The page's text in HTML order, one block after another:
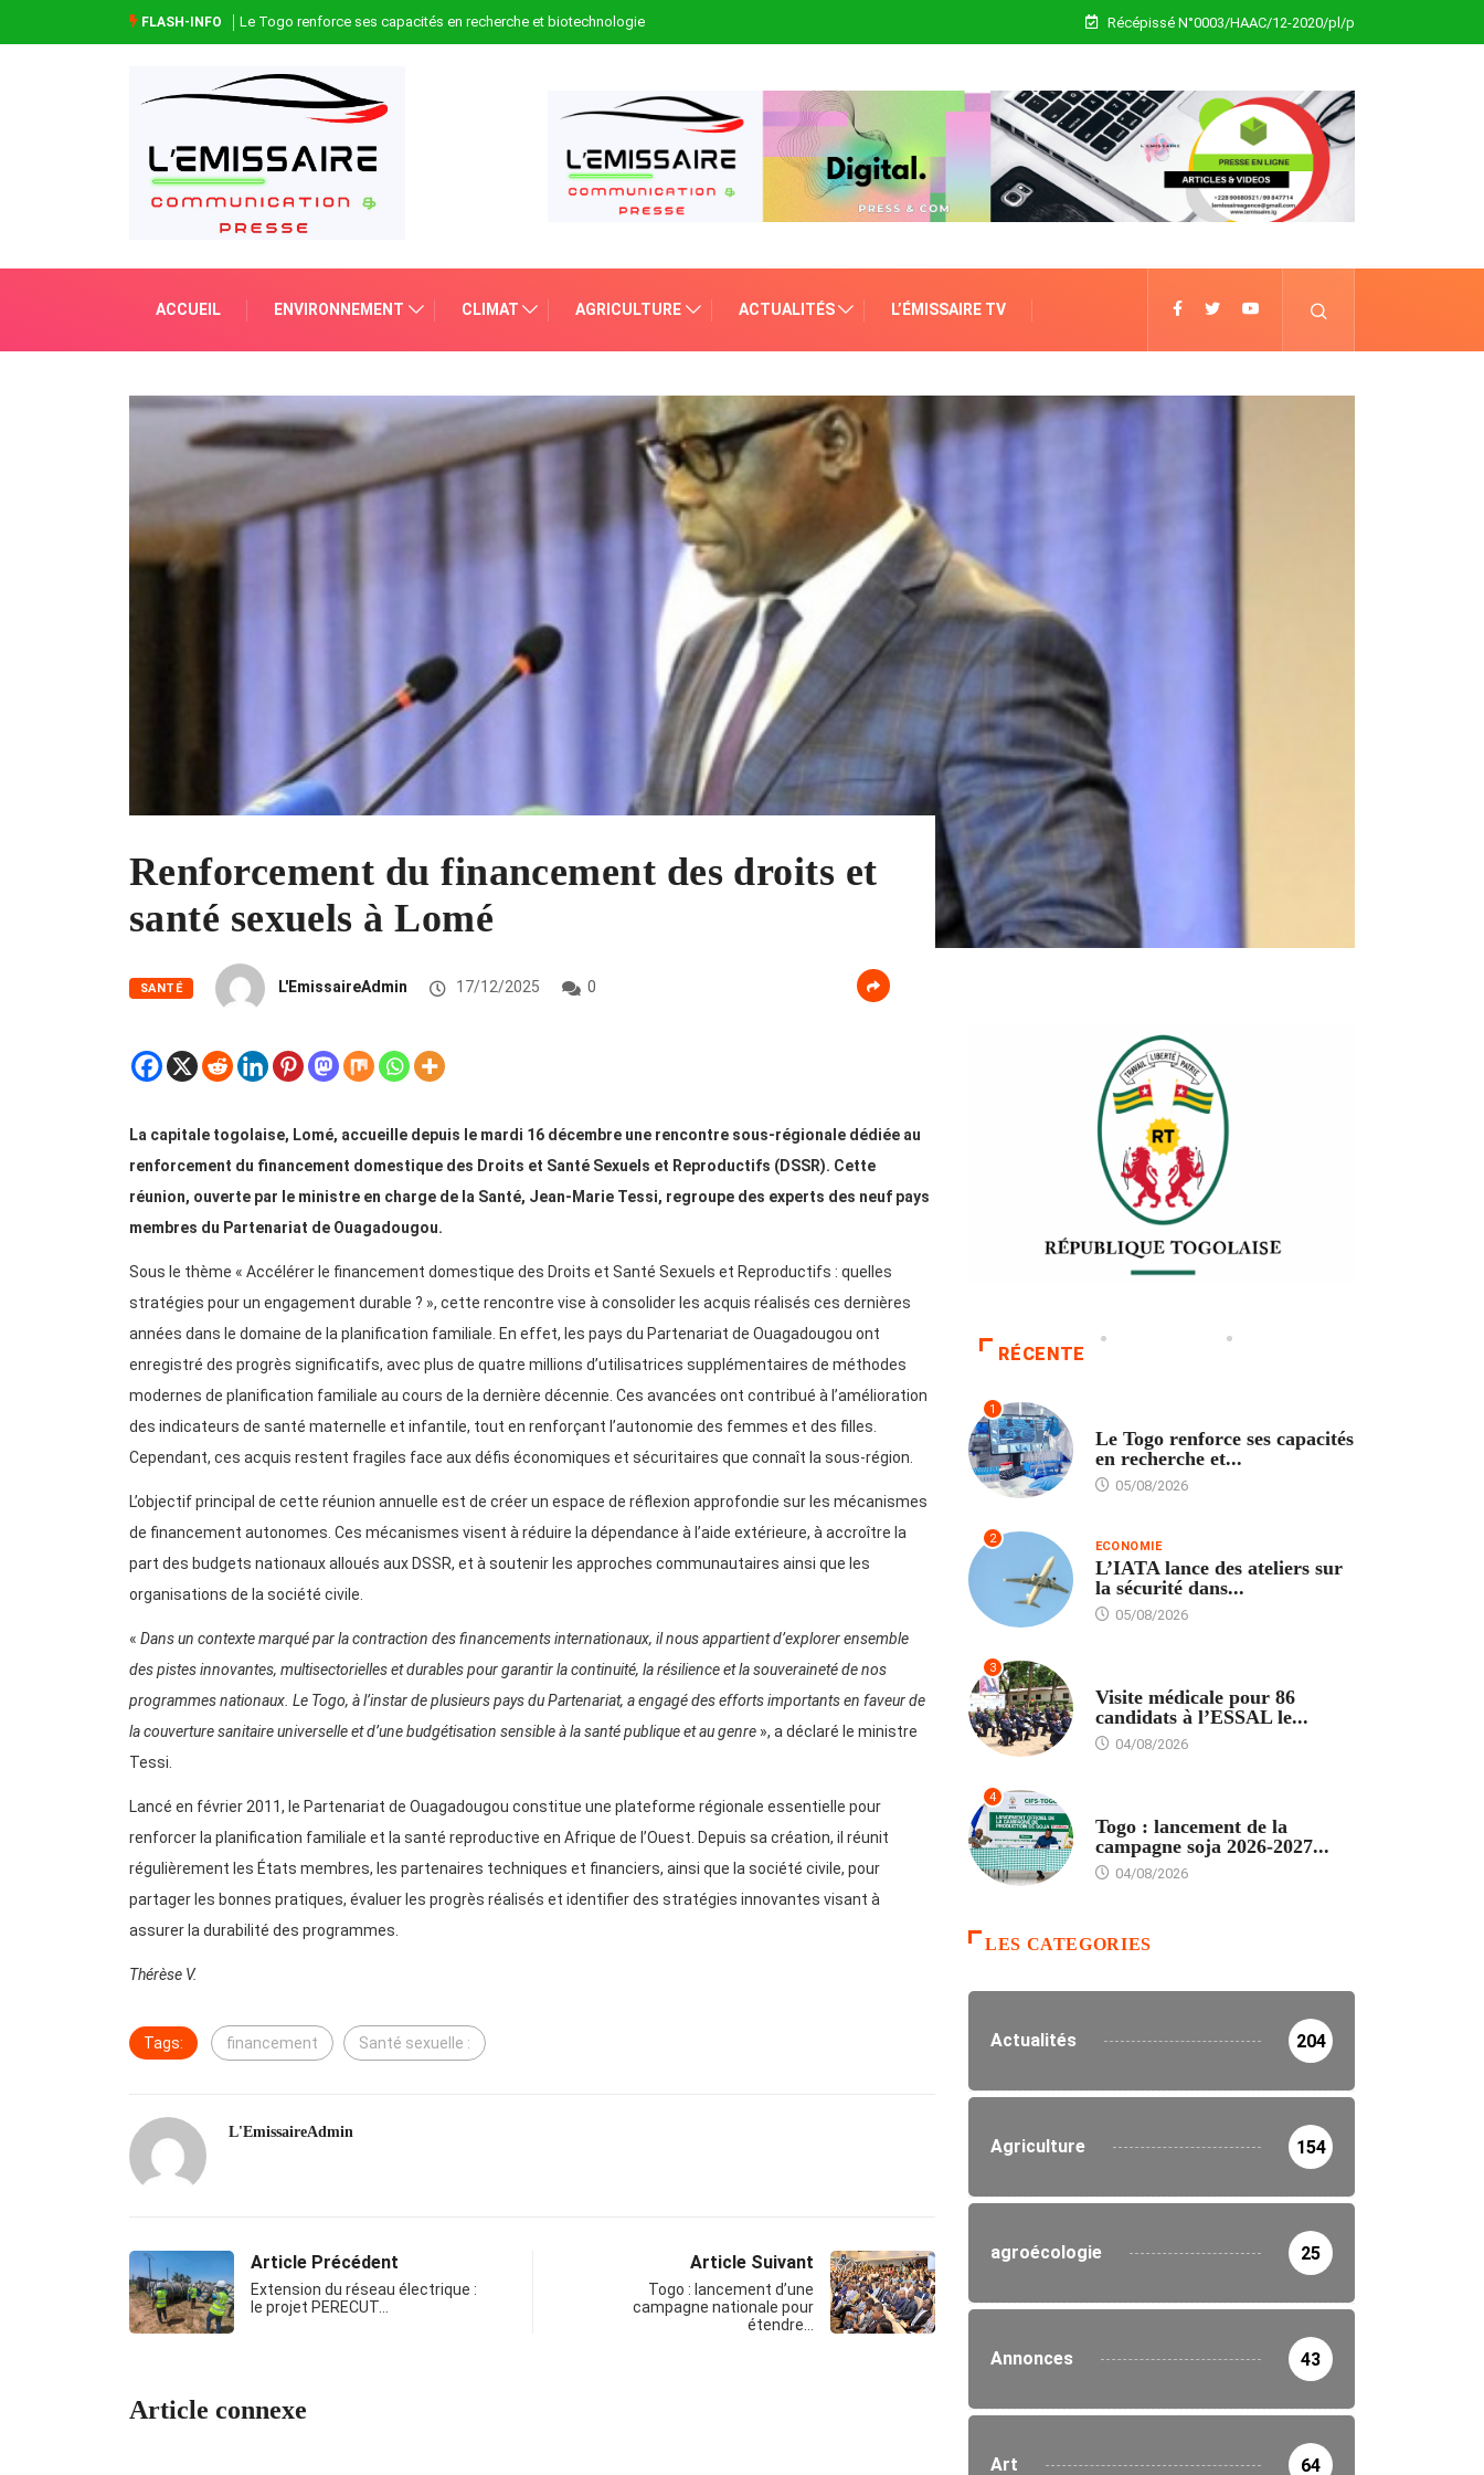
FLASH-INFO Le Togo renforce ses capacités en recherche et biotechnologie Récépissé N°0003/HAAC/12-2020/pl/p
ACCUEIL ENVIRONNEMENT CLIMAT AGRICULTURE ACTUALITÉS L’ÉMISSAIRE TV
Renforcement du financement des droits et
santé sexuels à Lomé
SANTÉ L'EmissaireAdmin 17/12/2025 0
La capitale togolaise, Lomé, accueille depuis le mardi 16 décembre une rencontre sous-régionale dédiée au
renforcement du financement domestique des Droits et Santé Sexuels et Reproductifs (DSSR). Cette
réunion, ouverte par le ministre en charge de la Santé, Jean-Marie Tessi, regroupe des experts des neuf pays
membres du Partenariat de Ouagadougou.
Sous le thème « Accélérer le financement domestique des Droits et Santé Sexuels et Reproductifs : quelles
stratégies pour un engagement durable ? », cette rencontre vise à consolider les acquis réalisés ces dernières
années dans le domaine de la planification familiale. En effet, les pays du Partenariat de Ouagadougou ont
enregistré des progrès significatifs, avec plus de quatre millions d’utilisatrices supplémentaires de méthodes
modernes de planification familiale au cours de la dernière décennie. Ces avancées ont contribué à l’amélioration
des indicateurs de santé maternelle et infantile, tout en renforçant l’autonomie des femmes et des filles.
Cependant, ces acquis restent fragiles face aux défis économiques et sécuritaires que connaît la sous-région.
L’objectif principal de cette réunion annuelle est de créer un espace de réflexion approfondie sur les mécanismes
de financement autonomes. Ces mécanismes visent à réduire la dépendance à l’aide extérieure, à accroître la
part des budgets nationaux alloués aux DSSR, et à soutenir les approches communautaires ainsi que les
organisations de la société civile.
« Dans un contexte marqué par la contraction des financements internationaux, il nous appartient d’explorer ensemble
des pistes innovantes, multisectorielles et durables pour garantir la continuité, la résilience et la souveraineté de nos
programmes nationaux. Le Togo, à l’instar de plusieurs pays du Partenariat, a engagé des efforts importants en faveur de
la couverture sanitaire universelle et d’une budgétisation sensible à la santé publique et au genre », a déclaré le ministre
Tessi.
Lancé en février 2011, le Partenariat de Ouagadougou constitue une plateforme régionale essentielle pour
renforcer la planification familiale et la santé reproductive en Afrique de l’Ouest. Depuis sa création, il réunit
régulièrement les États membres, les partenaires techniques et financiers, ainsi que la société civile, pour
partager les bonnes pratiques, évaluer les progrès réalisés et identifier des stratégies innovantes visant à
assurer la durabilité des programmes.
Thérèse V.
Tags: financement Santé sexuelle :
L'EmissaireAdmin
Article Précédent
Extension du réseau électrique :
le projet PERECUT…
Article Suivant
Togo : lancement d’une
campagne nationale pour
étendre…
Article connexe
RÉCENTE
1
Le Togo renforce ses capacités
en recherche et...
05/08/2026
2 ECONOMIE
L’IATA lance des ateliers sur
la sécurité dans...
05/08/2026
3
Visite médicale pour 86
candidats à l’ESSAL le...
04/08/2026
4
Togo : lancement de la
campagne soja 2026-2027...
04/08/2026
LES CATEGORIES
Actualités 204
Agriculture 154
agroécologie 25
Annonces 43
Art 64